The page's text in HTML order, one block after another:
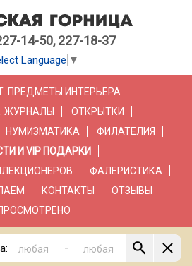
14-50, 227-18-37
Language ▼
ПРЕДМЕТЫ ИНТЕРЬЕРА
ЖУРНАЛЫ
ОТКРЫТКИ
НУМИЗМАТИКА
ФИЛАТЕЛИЯ
И VIP ПОДАРКИ
ФАЛЕРИСТИКА
КОНТАКТЫ
ОТЗЫВЫ
-